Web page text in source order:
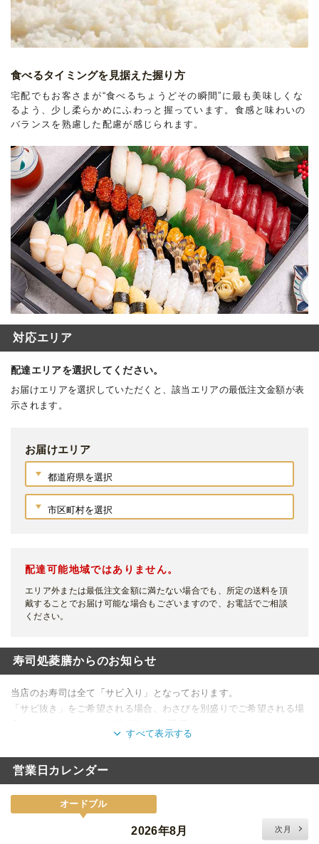
食べるタイミングを見据えた握り方
宅配でもお客さまが“食べるちょうどその瞬間”に最も美味しくな
るよう、少し柔らかめにふわっと握っています。食感と味わいの
バランスを熟慮した配慮が感じられます。
対応エリア
配達エリアを選択してください。
お届けエリアを選択していただくと、該当エリアの最低注文金額が表
示されます。
お届けエリア
配達可能地域ではありません。
エリア外または最低注文金額に満たない場合でも、所定の送料を頂
戴することでお届け可能な場合もございますので、お電話でご相談
ください。
寿司処菱膳からのお知らせ
当店のお寿司は全て「サビ入り」となっております。
「サビ抜き」をご希望される場合、わさびを別盛りでご希望される場
注文可能プラン数を10プランまでとさせていただいております。
【夏季休業の配達】
通常通り配達いたします。
すべて表示する
営業日カレンダー
オードブル
2026年8月 次月